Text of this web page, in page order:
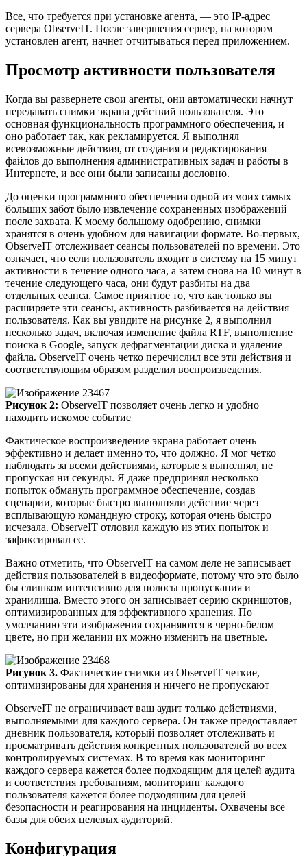
Все, что требуется при установке агента, — это IP-адрес
сервера ObserveIT. После завершения сервер, на котором
установлен агент, начнет отчитываться перед приложением.
Просмотр активности пользователя
Когда вы развернете свои агенты, они автоматически начнут
передавать снимки экрана действий пользователя. Это
основная функциональность программного обеспечения, и
оно работает так, как рекламируется. Я выполнял
всевозможные действия, от создания и редактирования
файлов до выполнения административных задач и работы в
Интернете, и все они были записаны дословно.
До оценки программного обеспечения одной из моих самых
больших забот было извлечение сохраненных изображений
после захвата. К моему большому одобрению, снимки
хранятся в очень удобном для навигации формате. Во-первых,
ObserveIT отслеживает сеансы пользователей по времени. Это
означает, что если пользователь входит в систему на 15 минут
активности в течение одного часа, а затем снова на 10 минут в
течение следующего часа, они будут разбиты на два
отдельных сеанса. Самое приятное то, что как только вы
расширяете эти сеансы, активность разбивается на действия
пользователя. Как вы увидите на рисунке 2, я выполнил
несколько задач, включая изменение файла RTF, выполнение
поиска в Google, запуск дефрагментации диска и удаление
файла. ObserveIT очень четко перечислил все эти действия и
соответствующим образом разделил воспроизведения.
Рисунок 2: ObserveIT позволяет очень легко и удобно
находить искомое событие
Фактическое воспроизведение экрана работает очень
эффективно и делает именно то, что должно. Я мог четко
наблюдать за всеми действиями, которые я выполнял, не
пропуская ни секунды. Я даже предпринял несколько
попыток обмануть программное обеспечение, создав
сценарии, которые быстро выполняли действие через
всплывающую командную строку, которая очень быстро
исчезала. ObserveIT отловил каждую из этих попыток и
зафиксировал ее.
Важно отметить, что ObserveIT на самом деле не записывает
действия пользователей в видеоформате, потому что это было
бы слишком интенсивно для полосы пропускания и
хранилища. Вместо этого он записывает серию скриншотов,
оптимизированных для эффективного хранения. По
умолчанию эти изображения сохраняются в черно-белом
цвете, но при желании их можно изменить на цветные.
Рисунок 3. Фактические снимки из ObserveIT четкие,
оптимизированы для хранения и ничего не пропускают
ObserveIT не ограничивает ваш аудит только действиями,
выполняемыми для каждого сервера. Он также предоставляет
дневник пользователя, который позволяет отслеживать и
просматривать действия конкретных пользователей во всех
контролируемых системах. В то время как мониторинг
каждого сервера кажется более подходящим для целей аудита
и соответствия требованиям, мониторинг каждого
пользователя кажется более подходящим для целей
безопасности и реагирования на инциденты. Охвачены все
базы для обеих целевых аудиторий.
Конфигурация